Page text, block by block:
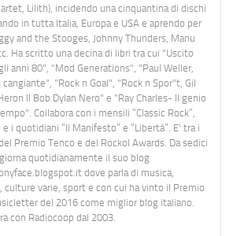
Lilith), incidendo una cinquantina di dischi
in tutta Italia, Europa e USA e aprendo per
and the Stooges, Johnny Thunders, Manu
Ha scritto una decina di libri tra cui "Uscito
anni 80", "Mod Generations", "Paul Weller,
cangiante", "Rock n Goal", "Rock n Spor"t, Gil
Il Bob Dylan Nero" e "Ray Charles- Il genio
Collabora con i mensili “Classic Rock”,
i quotidiani “Il Manifesto” e “Libertà”. E' tra i
Premio Tenco e del Rockol Awards. Da sedici
quotidianamente il suo blog
dove parla di musica,
culture varie, sport e con cui ha vinto il Premio
del 2016 come miglior blog italiano.
con Radiocoop dal 2003.